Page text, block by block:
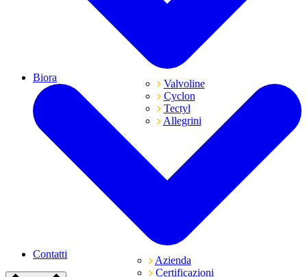
Valvoline
Cyclon
Tectyl
Allegrini
Biora
Azienda
Certificazioni
Contatti